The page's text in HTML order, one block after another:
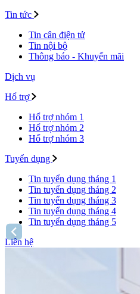
Tin tức
Tin cân điện tử
Tin nội bộ
Thông báo - Khuyến mãi
Dịch vụ
Hổ trợ
Hổ trợ nhóm 1
Hổ trợ nhóm 2
Hổ trợ nhóm 3
Tuyển dụng
Tin tuyển dụng tháng 1
Tin tuyển dụng tháng 2
Tin tuyển dụng tháng 3
Tin tuyển dụng tháng 4
Tin tuyển dụng tháng 5
Liên hệ